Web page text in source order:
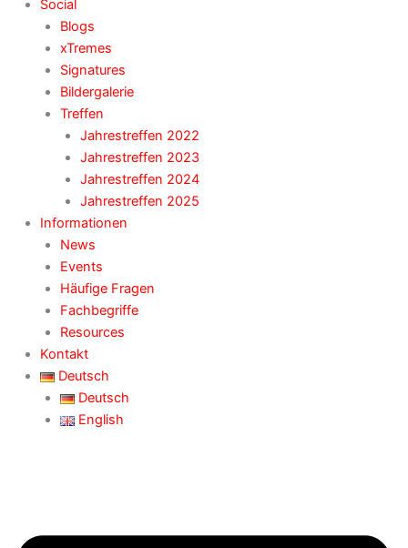
Social
Blogs
xTremes
Signatures
Bildergalerie
Treffen
Jahrestreffen 2022
Jahrestreffen 2023
Jahrestreffen 2024
Jahrestreffen 2025
Informationen
News
Events
Häufige Fragen
Fachbegriffe
Resources
Kontakt
Deutsch
Deutsch
English